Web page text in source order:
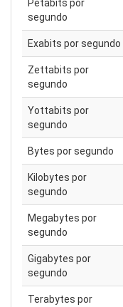
Petabits por
segundo
Exabits por segundo
Zettabits por
segundo
Yottabits por
segundo
Bytes por segundo
Kilobytes por
segundo
Megabytes por
segundo
Gigabytes por
segundo
Terabytes por